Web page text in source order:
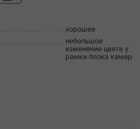
хорошее
небольшое
изменение цвета у
рамки блока камер